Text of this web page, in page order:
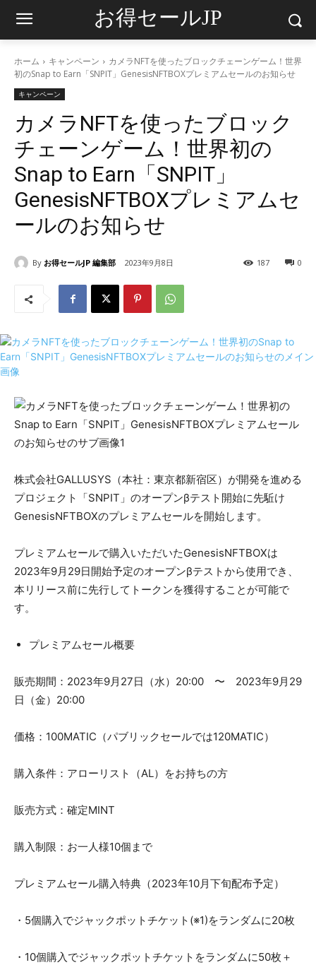
お得セールJP
ホーム キャンペーン
カメラNFTを使ったブロックチェーンゲーム！世界
初のSnap to Earn「SNPIT」GenesisNFTBOXプレミアムセールのお知らせ
キャンペーン
カメラNFTを使ったブロック
チェーンゲーム！世界初の
Snap to Earn「SNPIT」
GenesisNFTBOXプレミアムセ
ールのお知らせ
By お得セールJP 編集部 2023年9月8日 0
187
株式会社GALLUSYS（本社：東京都新宿区）が開発を進める
プロジェクト「SNPIT」のオープンβテスト開始に先駈け
GenesisNFTBOXのプレミアムセールを開始します。
プレミアムセールで購入いただいたGenesisNFTBOXは
2023年9月29日開始予定のオープンβテストから使用でき、
本リリース前に先行してトークンを獲得することが可能で
す。
プレミアムセール概要
販売期間：2023年9月27日（水）20:00 〜 2023年9月29
日（金）20:00
価格：100MATIC（パブリックセールでは120MATIC）
購入条件：アローリスト（AL）をお持ちの方
販売方式：確定MINT
購入制限：お一人様10個まで
プレミアムセール購入特典（2023年10月下旬配布予定）
・5個購入でジャックポットチケット(※1)をランダムに20枚
・10個購入でジャックポットチケットをランダムに50枚＋